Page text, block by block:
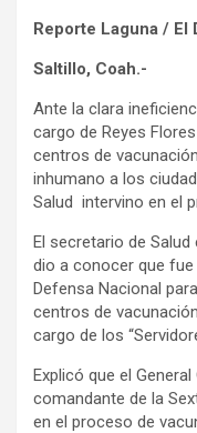
Reporte Laguna / El
Saltillo, Coah.-
Ante la clara
cargo de Reyes
centros de
inhumano a los
Salud intervino en el
El secretario de
dio a conocer que
Defensa Nacional
centros de
cargo de los
Explicó que el
comandante de la
en el proceso de